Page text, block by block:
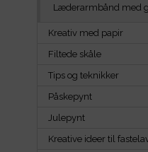
Læderarmbånd med
Kreativ med papir
Filtede skåle
Tips og teknikker
Påskepynt
Julepynt
Kreative ideer til